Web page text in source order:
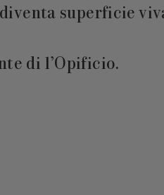
superficie
di l’Opificio.